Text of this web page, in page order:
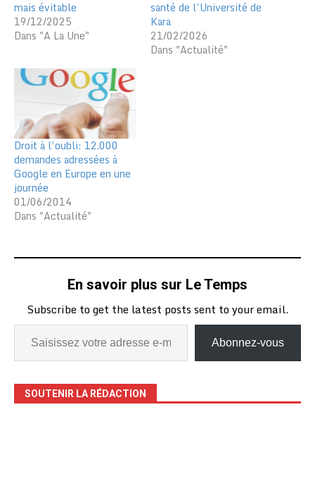
mais évitable
19/12/2025
Dans "A La Une"
santé de l’Université de
Kara
21/02/2026
Dans "Actualité"
Droit à l’oubli: 12.000
demandes adressées à
Google en Europe en une
journée
01/06/2014
Dans "Actualité"
En savoir plus sur Le Temps
Subscribe to get the latest posts sent to your email.
Abonnez-vous
SOUTENIR LA RÉDACTION